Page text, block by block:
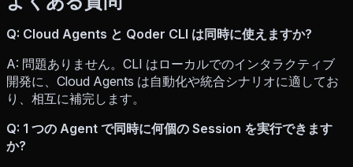
Q: Cloud Agents と Qoder CLI は同時に使えますか?
A: 問題ありません。CLI はローカルでのインタラクティブ
開発に、Cloud Agents は自動化や統合シナリオに適してお
り、相互に補完します。
Q: 1 つの Agent で同時に何個の Session を実行できます
か?